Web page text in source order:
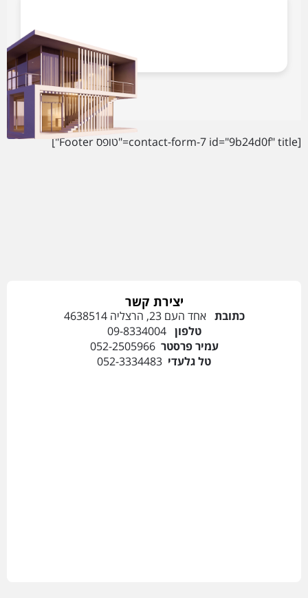
יצירת קשר
כתובת אחד העם 23, הרצליה 4638514
טלפון09-8334004
עמיר פרסטר052-2505966
טל גלעדי 052-3334483
[contact-form-7 id="9b24d0f" title="טופס Footer"]